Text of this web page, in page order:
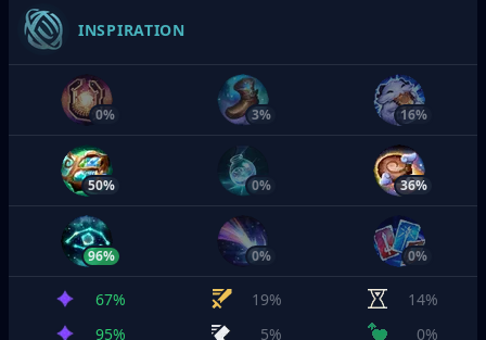
INSPIRATION
0% 3% 16%
50% 0% 36%
96% 0% 0%
67% 19%
14%
95%
5% 0%